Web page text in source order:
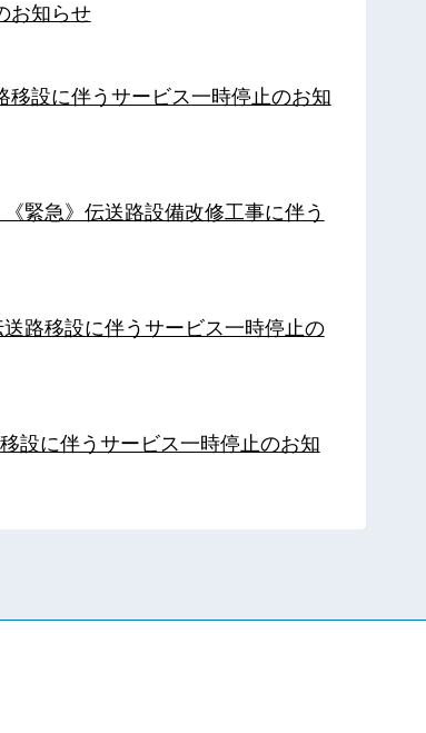
お知らせ
移設に伴うサービス一時停止のお知
緊急》伝送路設備改修工事に伴う
路移設に伴うサービス一時停止の
設に伴うサービス一時停止のお知